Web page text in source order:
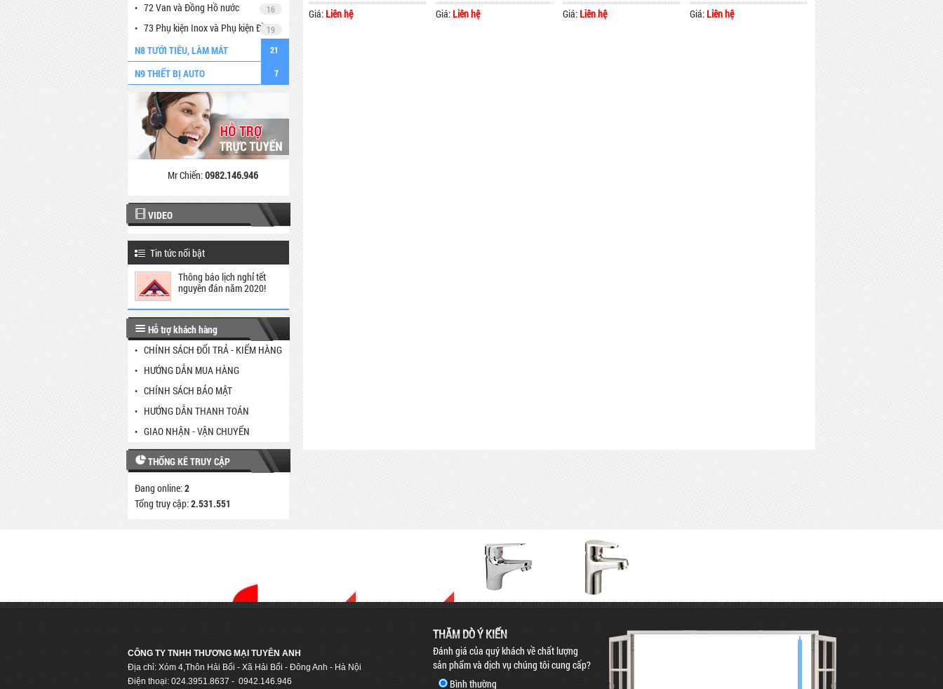
72 Van và Đồng Hồ nước 16
73 Phụ kiện Inox và Phụ kiện Đồng
19
N8 TƯỚI TIÊU, LÀM MÁT 21
N9 THIẾT BỊ AUTO 7
Mr Chiến:0982.146.946
VIDEO
Tin tức nổi bật
Thông báo lịch nghỉ tết
nguyên đán năm 2020!
Hỗ trợ khách hàng
CHÍNH SÁCH ĐỔI TRẢ - KIỂM HÀNG
HƯỚNG DẪN MUA HÀNG
CHÍNH SÁCH BẢO MẬT
HƯỚNG DẪN THANH TOÁN
GIAO NHẬN - VẬN CHUYỂN
THỐNG KÊ TRUY CẬP
Đang online:2
Tổng truy cập:2.531.551
Giá:Liên hệ Giá: Liên hệ Giá: Liên hệ Giá: Liên hệ Giá: Liên hệ
CÔNG TY TNHH THƯƠNG MẠI TUYÊN ANH
Địa chỉ: Xóm 4,Thôn Hải Bối - Xã Hải Bối - Đông Anh - Hà Nội
Điện thoại: 024.3951.8637 - 0942.146.946
THĂM DÒ Ý KIẾN
Đánh giá của quý khách về chất lượng
sản phẩm và dịch vụ chúng tôi cung cấp?
Bình thường